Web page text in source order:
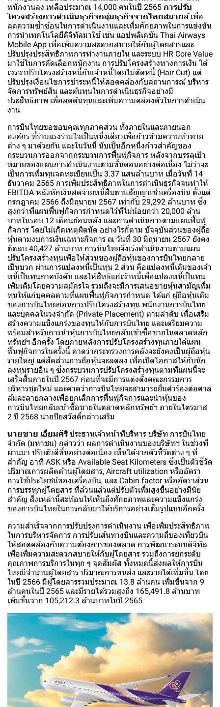
พนักงานลง เหลือประมาณ 14,000 คนในปี 2565 การปรับ
โครงสร้างการดำเนินธุรกิจกลุ่มธุรกิจจากไทยสมายล์เพื่อ
ลดความซ้ำซ้อนในการดำเนินงานและเพิ่มศักยภาพในการแข่งขัน
การนำเทคโนโลยีดิจิทัลมาใช้ เช่น แอปพลิเคชัน Thai Airways
Mobile App เพื่อเพิ่มความสะดวกสบายให้กับผู้โดยสารและ
ปรับปรุงประสิทธิภาพการทำงานภายใน และระบบ HR Core Value
มาใช้ในการคัดเลือกพนักงาน การปรับโครงสร้างทางการเงิน ได้
เจรจาปรับโครงสร้างหนี้กับเจ้าหนี้โดยไม่ตัดหนี้ (Hair Cut) แต่
ปรับปรุงเงื่อนไขการชำระหนี้ให้สอดคล้องกับสถานการณ์ บริหาร
จัดการทรัพย์สิน และต้นทุนในการดำเนินธุรกิจอย่างมี
ประสิทธิภาพ เพื่อลดต้นทุนและเพิ่มความคล่องตัวในการดำเนิน
งาน
การบินไทยขอขอบคุณทุกภาคส่วน ทั้งภายในและภายนอก
องค์กร ที่ร่วมแรงร่วมใจเป็นหนึ่งเดียวเพื่อก้าวข้ามความท้าทาย
ต่าง ๆ มาด้วยกัน และในวันนี้ นับเป็นอีกหนึ่งก้าวสำคัญของ
กระบวนการออกจากกระบวนการฟื้นฟูกิจการ หลังจากบรรลุเป้า
หมายของแผนการดำเนินงานตามขั้นตอนอย่างต่อเนื่อง ไม่ว่าจะ
เป็นการเพิ่มทุนจดทะเบียนเป็น 3.37 แสนล้านบาท เมื่อวันที่ 14
ธันวาคม 2565 การเพิ่มประสิทธิภาพในการดำเนินธุรกิจจนทำให้
EBITDA หลังหักเงินสดจ่ายหนี้สินตามสัญญาเช่าเครื่องบิน ตั้งแต่
กรกฎาคม 2566 ถึงมิถุนายน 2567 เท่ากับ 29,292 ล้านบาท ซึ่ง
สูงกว่าที่แผนฟื้นฟูกิจการกำหนดไว้ที่ไม่น้อยกว่า 20,000 ล้าน
บาทในรอบ 12 เดือนย้อนหลัง และการดำเนินการตามแผนฟื้นฟู
กิจการ โดยไม่เกิดเหตุผิดนัด อย่างไรก็ตาม ปัจจุบันส่วนของผู้ถือ
หุ้นตามงบการเงินเฉพาะกิจการ ณ วันที่ 30 มิถุนายน 2567 ยังคง
ติดลบ 40,427 ล้านบาท การบินไทยจึงเร่งดำเนินงานตามแผน
ปรับโครงสร้างทุนเพื่อให้ส่วนของผู้ถือหุ้นของการบินไทยกลาย
เป็นบวก ผ่านการแปลงหนี้เป็นทุน 2 ส่วน คือแปลงหนี้เดิมของเจ้า
หนี้เป็นทุนภาคบังคับ และให้สิทธิแก่เจ้าหนี้เพื่อแปลงหนี้เป็นทุน
เพิ่มเติมโดยความสมัครใจ รวมถึงจะมีการเสนอขายหุ้นสามัญเพิ่ม
ทุนให้แก่บุคคลตามที่แผนฟื้นฟูกิจการกำหนด ได้แก่ ผู้ถือหุ้นเดิม
ของการบินไทยก่อนการปรับโครงสร้างทุน พนักงานการบินไทย
และบุคคลในวงจำกัด (Private Placement) ตามลำดับ เพื่อเสริม
สร้างความแข็งแกร่งของทุนให้กับการบินไทย และเตรียมความ
พร้อมสำหรับการนำหุ้นการบินไทยกลับเข้าซื้อขายในตลาดหลัก
ทรัพย์ฯ อีกครั้ง โดยภายหลังการปรับโครงสร้างทุนภายใต้แผน
ฟื้นฟูกิจการในครั้งนี้ คาดว่ากระทรวงการคลังจะยังคงเป็นผู้ถือหุ้น
รายใหญ่ แต่สัดส่วนการถือหุ้นจะลดลง เพื่อเปิดโอกาสให้กับนัก
ลงทุนรายอื่น ๆ ซึ่งกระบวนการปรับโครงสร้างทุนตามที่แผนนี้จะ
เสร็จสิ้นภายในปี 2567 ก่อนที่จะมีการแต่งตั้งคณะกรรมการ
บริหารชุดใหม่ และคาดว่าการบินไทยจะสามารถยื่นคำร้องต่อศาล
ล้มละลายกลางเพื่อยกเลิกการฟื้นฟูกิจการและนำหุ้นของ
การบินไทยกลับเข้าซื้อขายในตลาดหลักทรัพย์ฯ ภายในไตรมาส
2 ปี 2568 นายปิยสวัสดิ์กล่าวเสริม
นายชาย เอี่ยมศิริ ประธานเจ้าหน้าที่บริหาร บริษัท การบินไทย
จำกัด (มหาชน) กล่าวว่า ผลการดำเนินงานของบริษัทฯ ในช่วงที่
ผ่านมา ปรับตัวดีขึ้นอย่างต่อเนื่อง เห็นได้จากตัวชี้วัดต่าง ๆ ที่
สำคัญ อาทิ ASK หรือ Available Seat Kilometers ซึ่งเป็นตัวชี้วัด
ปริมาณการผลิตด้านผู้โดยสาร, Aircraft utilization หรืออัตรา
การใช้ประโยชน์ของเครื่องบิน, และ Cabin factor หรืออัตราส่วน
การบรรทุกผู้โดยสาร ที่ล้วนแล้วแต่ปรับตัวเพิ่มสูงขึ้นอย่างมีนัย
สำคัญ สิ่งเหล่านี้สะท้อนให้เห็นถึงศักยภาพและความแข็งแกร่ง
ของการบินไทยในการกลับมาให้บริการอย่างเต็มรูปแบบอีกครั้ง
ความสำเร็จจากการปรับปรุงการดำเนินงาน เพื่อเพิ่มประสิทธิภาพ
ในการบริหารจัดการ การปรับเส้นทางบินและความถี่ของเที่ยวบิน
ให้สอดคล้องกับความต้องการของตลาด การพัฒนาระบบดิจิทัล
เพื่อเพิ่มความสะดวกสบายให้กับผู้โดยสาร รวมถึงการยกระดับ
คุณภาพการบริการในทุก ๆ จุดสัมผัส ทั้งหมดนี้ส่งผลให้การบิน
ไทยมีจำนวนผู้โดยสาร ปริมาณการขนส่ง และรายได้เพิ่มขึ้น โดย
ในปี 2566 มีผู้โดยสารรวมประมาณ 13.8 ล้านคน เพิ่มขึ้นจาก 9
ล้านคนในปี 2565 และมีรายได้รวมสูงถึง 165,491.8 ล้านบาท
เพิ่มขึ้นจาก 105,212.3 ล้านบาทในปี 2565